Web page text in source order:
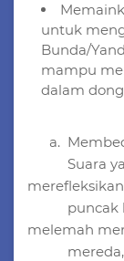
untuk
Bunda/
mampu
dalam
a.
Suara
puncak
melemah
mereda,